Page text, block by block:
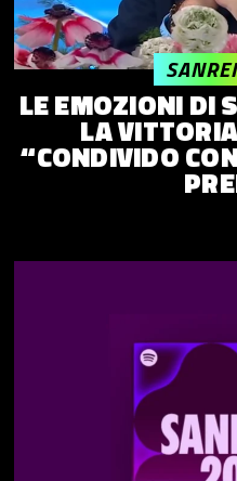
LE EMOZIONI DI
LA
“CONDIVIDO